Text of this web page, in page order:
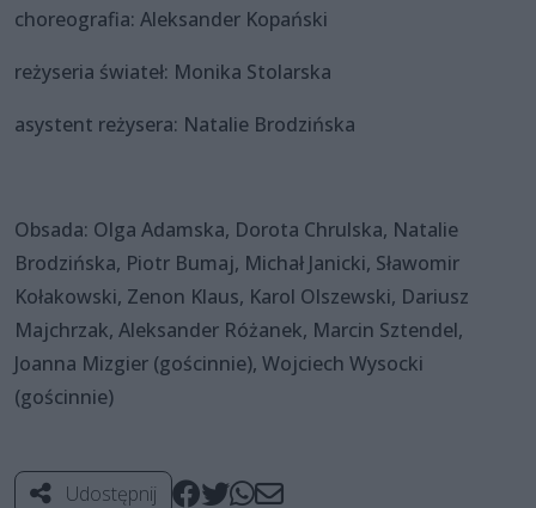
choreografia: Aleksander Kopański
reżyseria świateł: Monika Stolarska
asystent reżysera: Natalie Brodzińska
Obsada: Olga Adamska, Dorota Chrulska, Natalie
Brodzińska, Piotr Bumaj, Michał Janicki, Sławomir
Kołakowski, Zenon Klaus, Karol Olszewski, Dariusz
Majchrzak, Aleksander Różanek, Marcin Sztendel,
Joanna Mizgier (gościnnie), Wojciech Wysocki
(gościnnie)
Udostępnij